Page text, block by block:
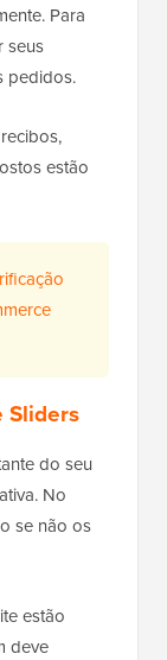
Para
seus
pedidos.
estão
Sliders
do seu
No
se não os
estão
deve